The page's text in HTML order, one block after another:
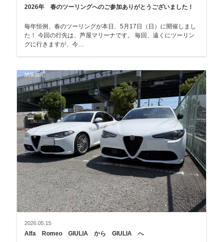
2026年 春のツーリングへのご参加ありがとうございました！
毎年恒例、春のツーリングが本日、5月17日（日）に開催しまし
た！ 今回の行先は、芦屋マリーナです。 毎回、遠くにツーリン
グに行きますが、今…
納車御礼
2026.05.15
Alfa Romeo GIULIA から GIULIA へ